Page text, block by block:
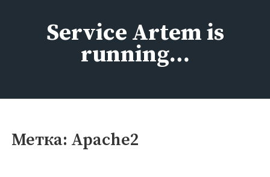
содержимомуService Artem is
running…
Метка: Apache2